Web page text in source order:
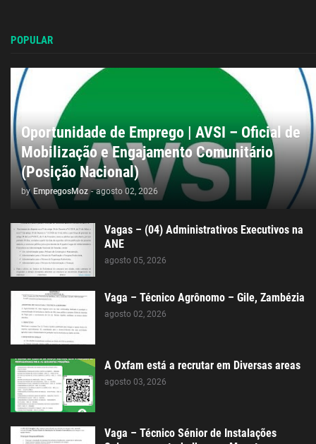
POPULAR
Oportunidade de Emprego | AVSI – Oficial de
Mobilização e Engajamento Comunitário
(Posição Nacional)
by EmpregosMoz - agosto 02, 2026
Vagas – (04) Administrativos Executivos na
ANE
agosto 05, 2026
Vaga – Técnico Agrônomo – Gile, Zambézia
agosto 02, 2026
A Oxfam está a recrutar em Diversas areas
agosto 03, 2026
Vaga – Técnico Sénior de Instalações